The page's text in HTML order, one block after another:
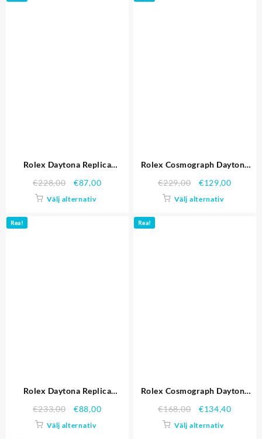
Rolex Daytona Replica
€228,00 €87,00
Välj alternativ
Rolex Cosmograph Daytona
Bezel 1454242 Replika
Klockor
€229,00 €129,00
Välj alternativ
Rea!
Rolex Daytona Replica
€233,00 €88,00
Välj alternativ
Rea!
Rolex Cosmograph Daytona
armband 1454247 Replika
Klockor
€168,00 €134,40
Välj alternativ